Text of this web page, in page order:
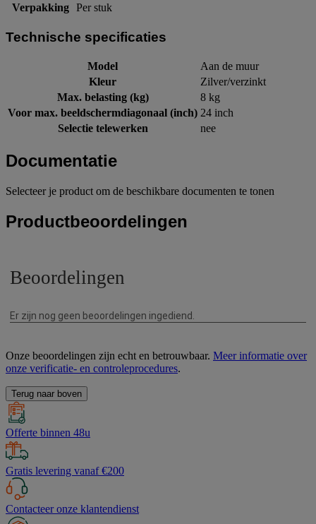
Verpakking Per stuk
Technische specificaties
Model
Aan de muur
Kleur
Zilver/verzinkt
Max. belasting (kg)
8 kg
Voor max. beeldschermdiagonaal (inch) 24 inch
Selectie telewerken
nee
Documentatie
Selecteer je product om de beschikbare documenten te tonen
Productbeoordelingen
Onze beoordelingen zijn echt en betrouwbaar. Meer informatie over
onze verificatie- en controleprocedures.
Terug naar boven
Offerte binnen 48u
Gratis levering vanaf €200
Contacteer onze klantendienst